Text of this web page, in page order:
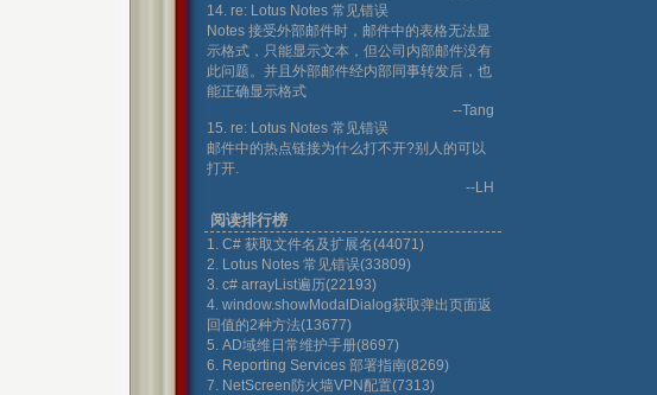
14. re: Lotus Notes 常见错误
Notes 接受外部邮件时，邮件中的表格无法显
示格式，只能显示文本，但公司内部邮件没有
此问题。并且外部邮件经内部同事转发后，也
能正确显示格式
--Tang
15. re: Lotus Notes 常见错误
邮件中的热点链接为什么打不开?别人的可以
打开.
--LH
阅读排行榜
1. C# 获取文件名及扩展名(44071)
2. Lotus Notes 常见错误(33809)
3. c# arrayList遍历(22193)
4. window.showModalDialog获取弹出页面返
回值的2种方法(13677)
5. AD域维日常维护手册(8697)
6. Reporting Services 部署指南(8269)
7. NetScreen防火墙VPN配置(7313)